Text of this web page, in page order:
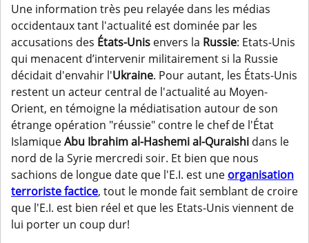
Une information très peu relayée dans les médias
occidentaux tant l'actualité est dominée par les
accusations des États-Unis envers la Russie: Etats-Unis
qui menacent d’intervenir militairement si la Russie
décidait d'envahir l'Ukraine. Pour autant, les États-Unis
restent un acteur central de l'actualité au Moyen-
Orient, en témoigne la médiatisation autour de son
étrange opération "réussie" contre le chef de l'État
IslamiqueAbu Ibrahim al-Hashemi al-Quraishi dans le
nord de la Syrie mercredi soir. Et bien que nous
sachions de longue date que l'E.I. est une organisation
terroriste factice, tout le monde fait semblant de croire
que l'E.I. est bien réel et que les Etats-Unis viennent de
lui porter un coup dur!